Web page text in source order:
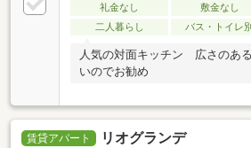
礼金なし 敷金なし
二人暮らし
バス・トイレ
人気の対面キッチン 広さのあ
いのでお勧め
賃貸アパート リオグランデ